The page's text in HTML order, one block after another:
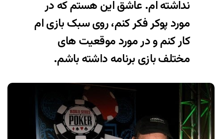
نداشته ام. عاشق این هستم که در
مورد پوکر فکر کنم،‌ روی سبک بازی ام
کار کنم و در مورد موقعیت های
مختلف بازی برنامه داشته باشم.